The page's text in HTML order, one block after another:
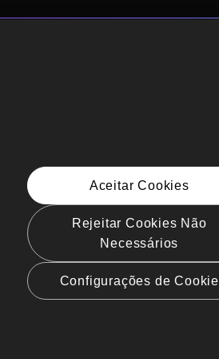
Aceitar Cookies
Rejeitar Cookies Não
Necessários
Configurações de Cookie